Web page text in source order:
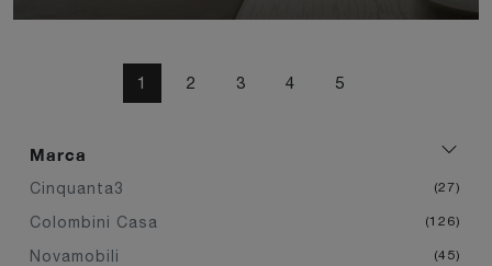
Marca
Cinquanta3 27
Colombini Casa 126
Novamobili 45
1 2 3 4 5